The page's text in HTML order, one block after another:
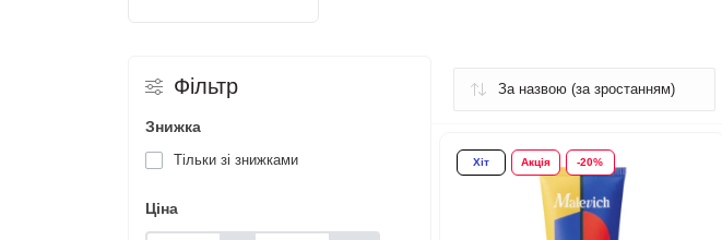
Фільтр
Знижка
Тільки зі знижками
Ціна
Хіт Акція -20%